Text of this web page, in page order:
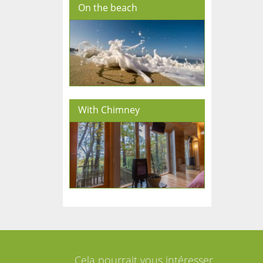
On the beach
With Chimney
Cela pourrait vous intéresser